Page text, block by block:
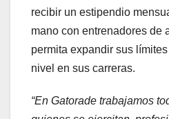
recibir un estipendio
mano con entrenadores de
permita expandir sus
nivel en sus carreras.
“En Gatorade trabajamos